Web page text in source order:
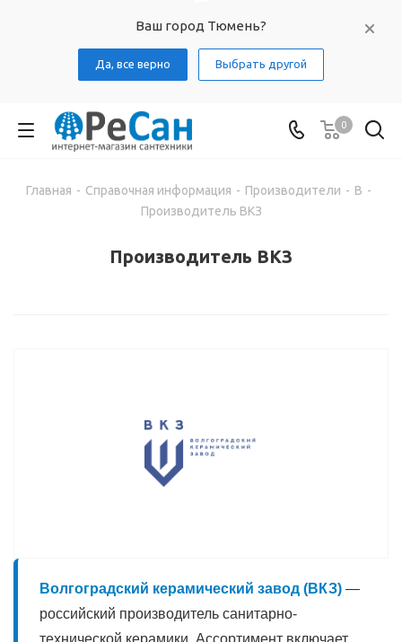
Ваш город Тюмень?
Да, все верно Выбрать другой
0
Главная - Справочная информация - Производители - В -
Производитель ВКЗ
Производитель ВКЗ
Волгоградский керамический завод (ВКЗ) —
российский производитель санитарно-
технической керамики. Ассортимент включает